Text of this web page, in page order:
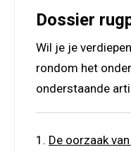
Dossier
Wil je je
rondom het
onderstaande
De oorzaak